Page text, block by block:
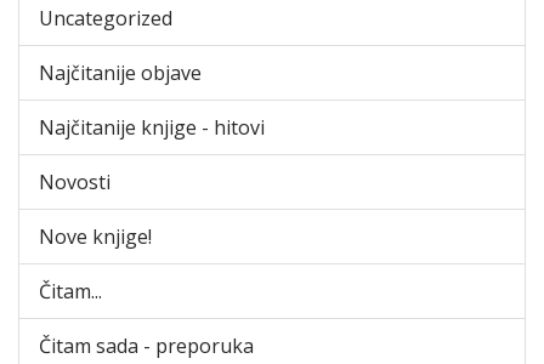
Uncategorized
Najčitanije objave
Najčitanije knjige - hitovi
Novosti
Nove knjige!
Čitam...
Čitam sada - preporuka